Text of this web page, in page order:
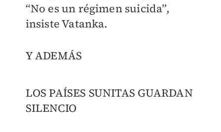
“No es un régimen suicida”,
insiste Vatanka.
Y ADEMÁS
LOS PAÍSES SUNITAS GUARDAN
SILENCIO